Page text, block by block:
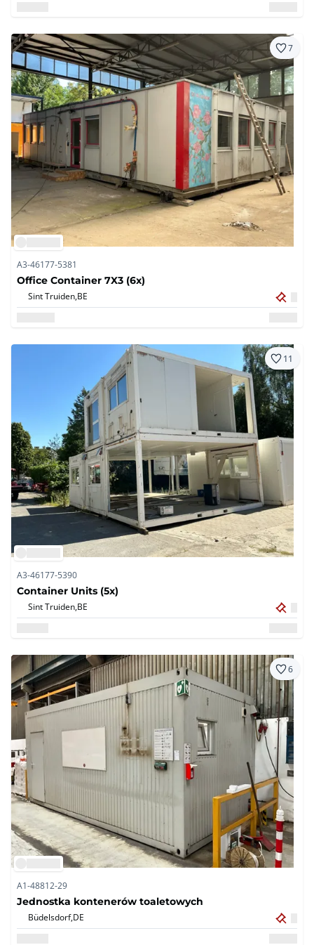
7
A3-46177-5381
Office Container 7X3 (6x)
Sint Truiden,BE
11
A3-46177-5390
Container Units (5x)
Sint Truiden,BE
6
A1-48812-29
Jednostka kontenerów toaletowych
Büdelsdorf,DE